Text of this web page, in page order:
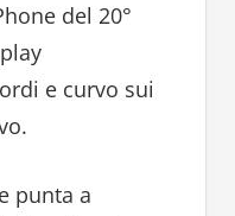
del 20°
e curvo sui
punta a